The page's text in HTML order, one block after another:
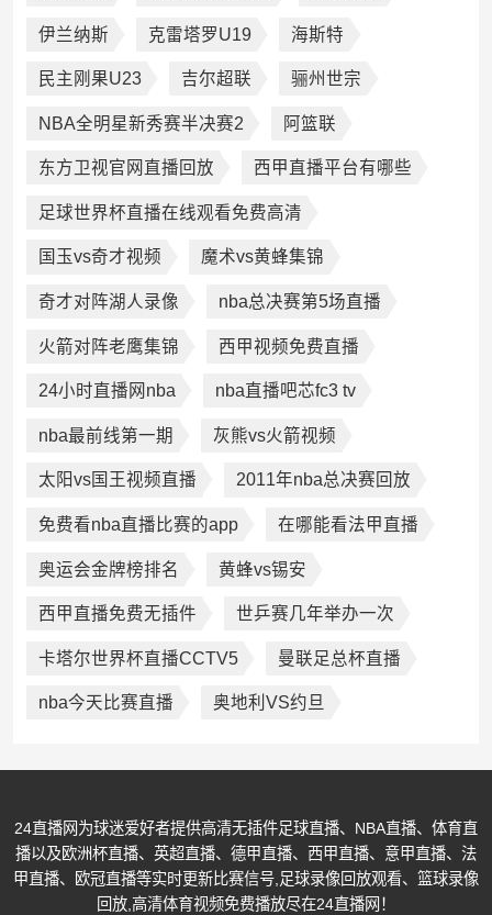
伊兰纳斯 克雷塔罗U19 海斯特
民主刚果U23 吉尔超联 骊州世宗
NBA全明星新秀赛半决赛2 阿篮联
东方卫视官网直播回放 西甲直播平台有哪些
足球世界杯直播在线观看免费高清
国玉vs奇才视频 魔术vs黄蜂集锦
奇才对阵湖人录像 nba总决赛第5场直播
火箭对阵老鹰集锦 西甲视频免费直播
24小时直播网nba nba直播吧芯fc3 tv
nba最前线第一期 灰熊vs火箭视频
太阳vs国王视频直播 2011年nba总决赛回放
免费看nba直播比赛的app 在哪能看法甲直播
奥运会金牌榜排名 黄蜂vs锡安
西甲直播免费无插件 世乒赛几年举办一次
卡塔尔世界杯直播CCTV5 曼联足总杯直播
nba今天比赛直播 奥地利VS约旦
24直播网为球迷爱好者提供高清无插件足球直播、NBA直播、体育直
播以及欧洲杯直播、英超直播、德甲直播、西甲直播、意甲直播、法
甲直播、欧冠直播等实时更新比赛信号,足球录像回放观看、篮球录像
回放,高清体育视频免费播放尽在24直播网！